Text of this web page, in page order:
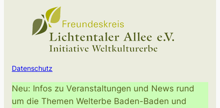
Datenschutz
Neu: Infos zu Veranstaltungen und News rund
um die Themen Welterbe Baden-Baden und